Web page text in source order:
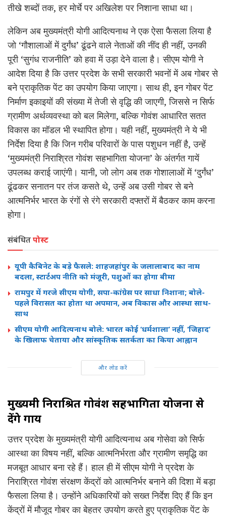
तीखे शब्दों तक, हर मोर्चे पर अखिलेश पर निशाना साधा था।
लेकिन अब मुख्यमंत्री योगी आदित्यनाथ ने एक ऐसा फैसला लिया है
जो ‘गौशालाओं में दुर्गंध’ ढूंढने वाले नेताओं की नींद ही नहीं, उनकी
पूरी ‘सुगंध राजनीति’ को हवा में उड़ा देने वाला है। सीएम योगी ने
आदेश दिया है कि उत्तर प्रदेश के सभी सरकारी भवनों में अब गोबर से
बने प्राकृतिक पेंट का उपयोग किया जाएगा। साथ ही, इन गोबर पेंट
निर्माण इकाइयों की संख्या में तेजी से वृद्धि की जाएगी, जिससे न सिर्फ
ग्रामीण अर्थव्यवस्था को बल मिलेगा, बल्कि गोवंश आधारित सतत
विकास का मॉडल भी स्थापित होगा। यही नहीं, मुख्यमंत्री ने ये भी
निर्देश दिया है कि जिन गरीब परिवारों के पास पशुधन नहीं है, उन्हें
‘मुख्यमंत्री निराश्रित गोवंश सहभागिता योजना’ के अंतर्गत गायें
उपलब्ध कराई जाएंगी। यानी, जो लोग अब तक गोशालाओं में ‘दुर्गंध’
ढूंढकर सनातन पर तंज कसते थे, उन्हें अब उसी गोबर से बने
आत्मनिर्भर भारत के रंगों से रंगे सरकारी दफ्तरों में बैठकर काम करना
होगा।
संबंधितपोस्ट
यूपी कैबिनेट के बड़े फैसले: शाहजहांपुर के जलालाबाद का नाम
बदला, स्टार्टअप नीति को मंजूरी, पशुओं का होगा बीमा
रामपुर में गरजे सीएम योगी, सपा-कांग्रेस पर साधा निशाना; बोले-
पहले विरासत का होता था अपमान, अब विकास और आस्था साथ-
साथ
सीएम योगी आदित्यनाथ बोले: भारत कोई ‘धर्मशाला’ नहीं, ‘जिहाद’
के खिलाफ चेताया और सांस्कृतिक सतर्कता का किया आह्वान
और लोड करें
मुख्यमंत्री निराश्रित गोवंश सहभागिता योजना से
देंगे गाय
उत्तर प्रदेश के मुख्यमंत्री योगी आदित्यनाथ अब गोसेवा को सिर्फ
आस्था का विषय नहीं, बल्कि आत्मनिर्भरता और ग्रामीण समृद्धि का
मजबूत आधार बना रहे हैं। हाल ही में सीएम योगी ने प्रदेश के
निराश्रित गोवंश संरक्षण केंद्रों को आत्मनिर्भर बनाने की दिशा में बड़ा
फैसला लिया है। उन्होंने अधिकारियों को सख्त निर्देश दिए हैं कि इन
केंद्रों में मौजूद गोबर का बेहतर उपयोग करते हुए प्राकृतिक पेंट के